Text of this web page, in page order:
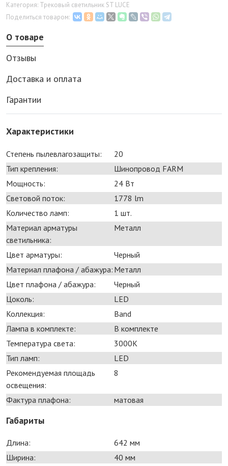
Категория: Трековый светильник ST LUCE
Поделиться товаром:
О товаре
Отзывы
Доставка и оплата
Гарантии
Характеристики
Степень пылевлагозащиты:
20
Тип крепления:
Шинопровод FARM
Мощность:
24 Bт
Световой поток:
1778 lm
Количество ламп:
1 шт.
Материал арматуры
светильника:
Металл
Цвет арматуры:
Черный
Материал плафона / абажура: Металл
Цвет плафона / абажура:
Черный
Цоколь:
LED
Коллекция:
Band
Лампа в комплекте:
В комплекте
Температура света:
3000K
Тип ламп:
LED
Рекомендуемая площадь
освещения:
8
Фактура плафона: матовая
Габариты
Длина:
642 мм
Ширина:
40 мм